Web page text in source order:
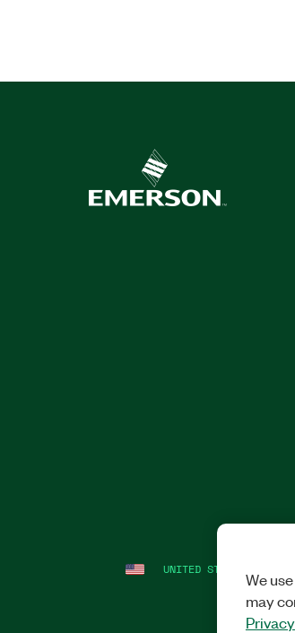
UNITED STATES
We
may